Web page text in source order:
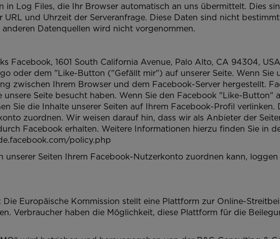
Log Files, die Ihr Browser automatisch an uns übermittelt. Dies
und Uhrzeit der Serveranfrage. Diese Daten sind nicht
Datenquellen wird nicht vorgenommen.
Facebook, 1601 South California Avenue, Palo Alto, CA 94304,
oder dem "Like-Button ("Gefällt mir") auf unserer Seite. Wenn Sie
zwischen Ihrem Browser und dem Facebook-Server hergestellt.
Seite besucht haben. Wenn Sie den Facebook "Like-Button"
Sie die Inhalte unserer Seiten auf Ihrem Facebook-Profil verlinken.
zuordnen. Wir weisen darauf hin, dass wir als Anbieter der
Facebook erhalten. Weitere Informationen hierzu finden Sie in
policy.php
Seiten Ihrem Facebook-Nutzerkonto zuordnen kann,
Europäische Kommission stellt eine Plattform zur Online-
Verbraucher haben die Möglichkeit, diese Plattform für die